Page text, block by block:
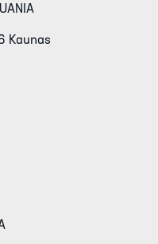
Kaunas